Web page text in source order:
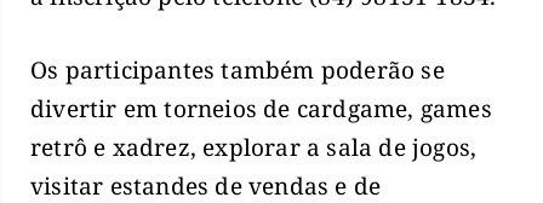
Os participantes também poderão se
divertir em torneios de cardgame, games
retrô e xadrez, explorar a sala de jogos,
visitar estandes de vendas e de